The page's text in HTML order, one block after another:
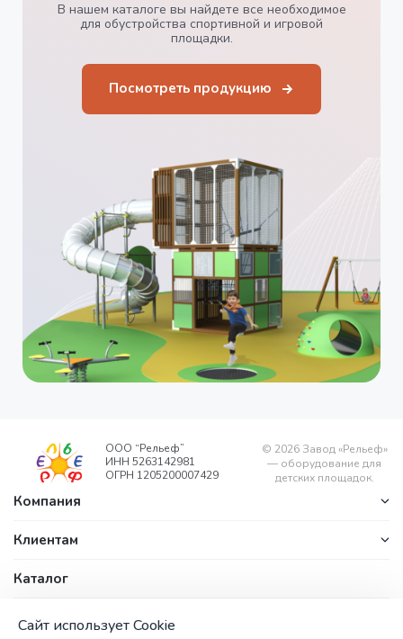
В нашем каталоге вы найдете все необходимое
для обустройства спортивной и игровой
площадки.
Посмотреть продукцию
ООО “Рельеф”
ИНН 5263142981
ОГРН 1205200007429
© 2026Завод «Рельеф»
— оборудование для
детских площадок.
Компания
Клиентам
Каталог
ул. Береговая, д. 1/1, п.
Сайт использует Cookie